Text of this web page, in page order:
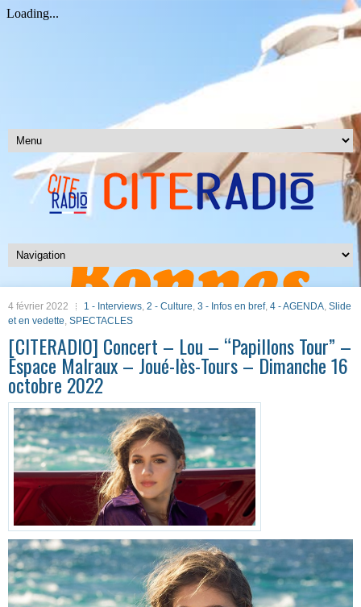
4 février 2022 1 - Interviews, 2 - Culture, 3 - Infos en bref, 4 - AGENDA, Slide
et en vedette, SPECTACLES
[CITERADIO] Concert – Lou – “Papillons Tour” –
Espace Malraux – Joué-lès-Tours – Dimanche 16
octobre 2022